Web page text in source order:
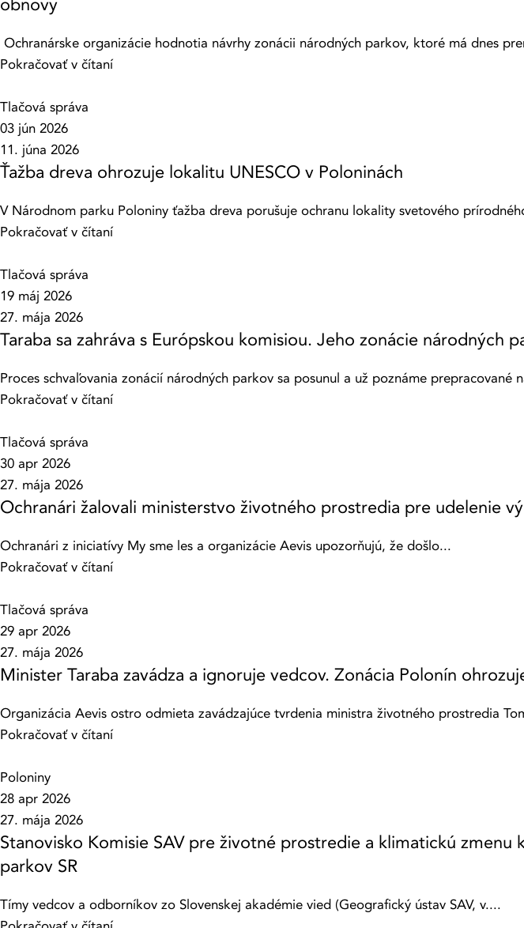
obnovy
Ochranárske organizácie hodnotia návrhy zonácii národných parkov, ktoré má dnes
Pokračovať v čítaní
Tlačová správa
03 jún 2026
11. júna 2026
Ťažba dreva ohrozuje lokalitu UNESCO v Poloninách
V Národnom parku Poloniny ťažba dreva porušuje ochranu lokality svetového
Pokračovať v čítaní
Tlačová správa
19 máj 2026
27. mája 2026
Taraba sa zahráva s Európskou komisiou. Jeho zonácie národných
Proces schvaľovania zonácií národných parkov sa posunul a už poznáme prepracované
Pokračovať v čítaní
Tlačová správa
30 apr 2026
27. mája 2026
Ochranári žalovali ministerstvo životného prostredia pre udelenie
Ochranári z iniciatívy My sme les a organizácie Aevis upozorňujú, že došlo...
Pokračovať v čítaní
Tlačová správa
29 apr 2026
27. mája 2026
Minister Taraba zavádza a ignoruje vedcov. Zonácia Polonín
Organizácia Aevis ostro odmieta zavádzajúce tvrdenia ministra životného prostredia
Pokračovať v čítaní
Poloniny
28 apr 2026
27. mája 2026
Stanovisko Komisie SAV pre životné prostredie a klimatickú zmenu
parkov SR
Tímy vedcov a odborníkov zo Slovenskej akadémie vied (Geografický ústav SAV, v....